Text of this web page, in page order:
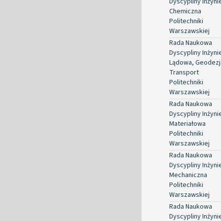
Chemiczna
Politechniki
Warszawskiej
Rada Naukowa
Dyscypliny
Lądowa,
Transport
Politechniki
Warszawskiej
Rada Naukowa
Dyscypliny
Materiałowa
Politechniki
Warszawskiej
Rada Naukowa
Dyscypliny
Mechaniczna
Politechniki
Warszawskiej
Rada Naukowa
Dyscypliny